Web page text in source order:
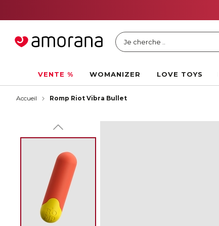
Je cherche ..
VENTE % WOMANIZER LOVE TOYS
Accueil Romp Riot Vibra Bullet